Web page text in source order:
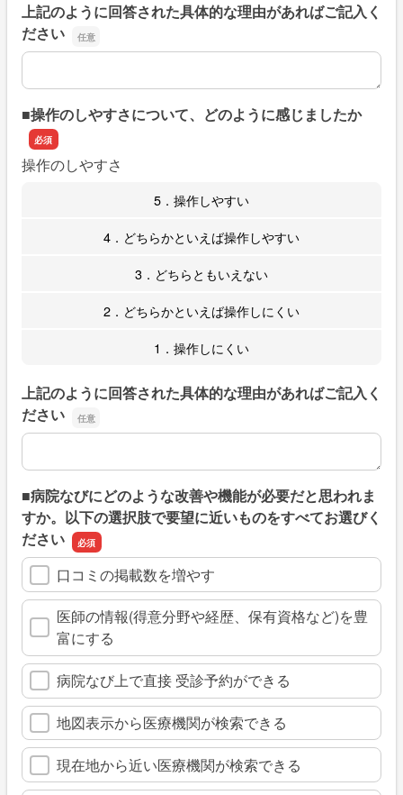
上記のように回答された具体的な理由があればご記入く
ださい
上記のように回答された具体的な理由があればご記入くだ
■操作のしやすさについて、どのように感じましたか
操作のしやすさ
5．操作しやすい
4．どちらかといえば操作しやすい
3．どちらともいえない
2．どちらかといえば操作しにくい
1．操作しにくい
上記のように回答された具体的な理由があればご記入く
ださい
上記のように回答された具体的な理由があればご記入くだ
■病院なびにどのような改善や機能が必要だと思われま
すか。以下の選択肢で要望に近いものをすべてお選びく
ださい
口コミの掲載数を増やす
医師の情報(得意分野や経歴、保有資格など)を豊
富にする
病院なび上で直接 受診予約ができる
地図表示から医療機関が検索できる
現在地から近い医療機関が検索できる